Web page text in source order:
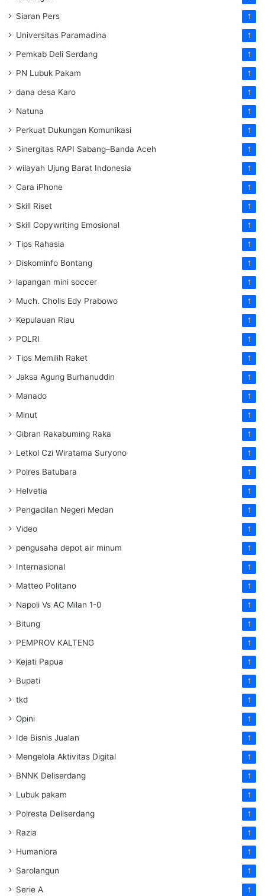
Siaran Pers 1
Universitas Paramadina 1
Pemkab Deli Serdang 1
PN Lubuk Pakam 1
dana desa Karo 1
Natuna 1
Perkuat Dukungan Komunikasi 1
Sinergitas RAPI Sabang–Banda Aceh 1
wilayah Ujung Barat Indonesia 1
Cara iPhone 1
Skill Riset 1
Skill Copywriting Emosional 1
Tips Rahasia 1
Diskominfo Bontang 1
lapangan mini soccer 1
Much. Cholis Edy Prabowo 1
Kepulauan Riau 1
POLRI 1
Tips Memilih Raket 1
Jaksa Agung Burhanuddin 1
Manado 1
Minut 1
Gibran Rakabuming Raka 1
Letkol Czi Wiratama Suryono 1
Polres Batubara 1
Helvetia 1
Pengadilan Negeri Medan 1
Video 1
pengusaha depot air minum 1
Internasional 1
Matteo Politano 1
Napoli Vs AC Milan 1-0 1
Bitung 1
PEMPROV KALTENG 1
Kejati Papua 1
Bupati 1
tkd 1
Opini 1
Ide Bisnis Jualan 1
Mengelola Aktivitas Digital 1
BNNK Deliserdang 1
Lubuk pakam 1
Polresta Deliserdang 1
Razia 1
Humaniora 1
Sarolangun 1
Serie A 1